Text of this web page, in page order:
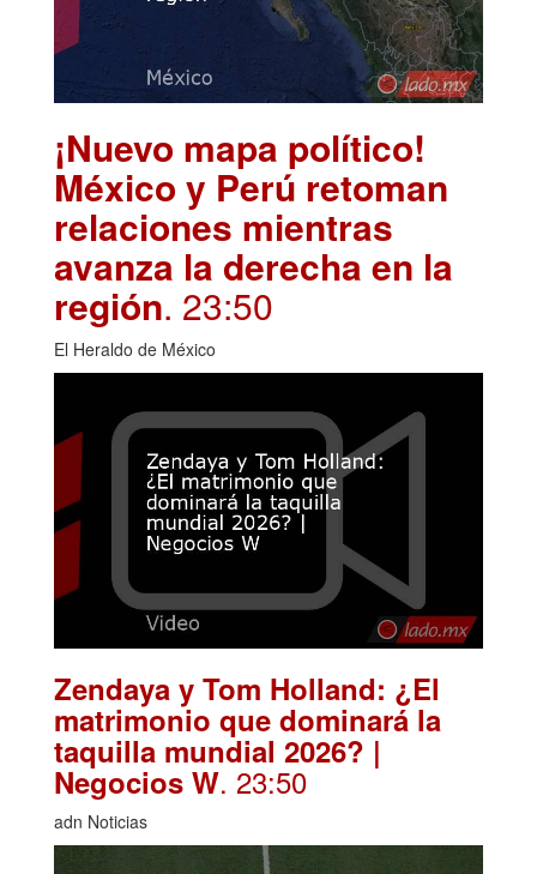
¡Nuevo mapa político!
México y Perú retoman
relaciones mientras
avanza la derecha en la
región. 23:50
El Heraldo de México
Zendaya y Tom Holland: ¿El
matrimonio que dominará la
taquilla mundial 2026? |
Negocios W. 23:50
adn Noticias